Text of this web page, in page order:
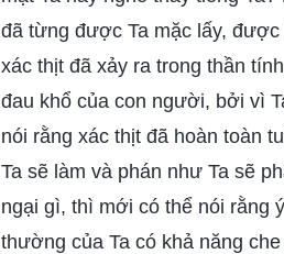
đã từng được Ta mặc lấy,
xác thịt đã xảy ra trong thần
đau khổ của con người, bởi vì
nói rằng xác thịt đã hoàn toàn
Ta sẽ làm và phán như Ta sẽ
ngại gì, thì mới có thể nói rằng
thường của Ta có khả năng